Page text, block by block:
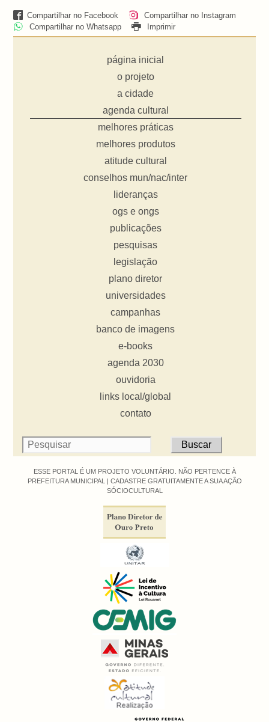
Compartilhar no Facebook
Compartilhar no Instagram
Compartilhar no Whatsapp
Imprimir
página inicial
o projeto
a cidade
agenda cultural
melhores práticas
melhores produtos
atitude cultural
conselhos mun/nac/inter
lideranças
ogs e ongs
publicações
pesquisas
legislação
plano diretor
universidades
campanhas
banco de imagens
e-books
agenda 2030
ouvidoria
links local/global
contato
ESSE PORTAL É UM PROJETO VOLUNTÁRIO. NÃO PERTENCE À
PREFEITURA MUNICIPAL | CADASTRE GRATUITAMENTE A SUA AÇÃO
SÓCIOCULTURAL